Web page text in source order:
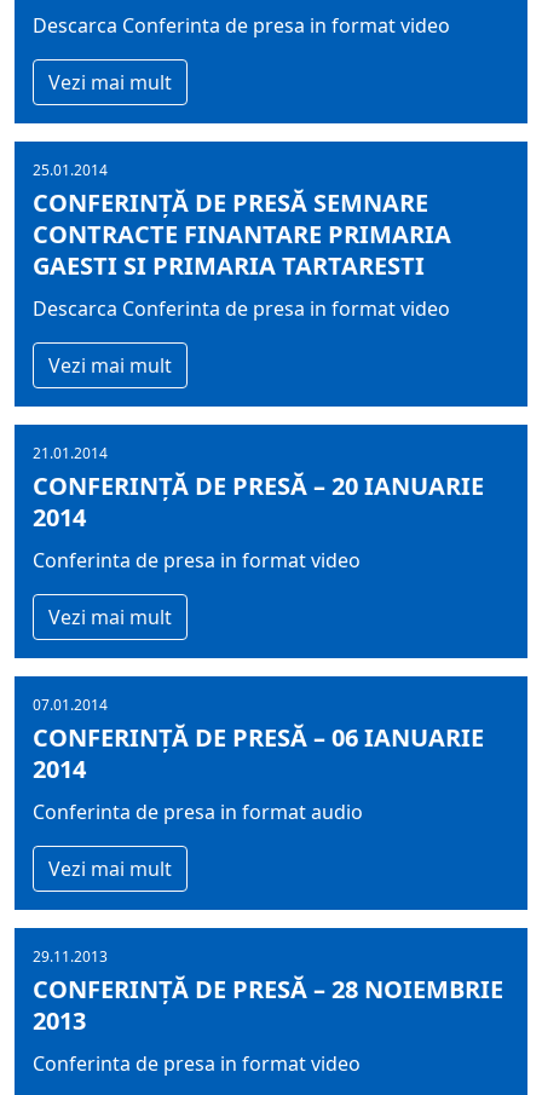
Descarca Conferinta de presa in format video
Vezi mai mult
25.01.2014
CONFERINȚĂ DE PRESĂ SEMNARE
CONTRACTE FINANTARE PRIMARIA
GAESTI SI PRIMARIA TARTARESTI
Descarca Conferinta de presa in format video
Vezi mai mult
21.01.2014
CONFERINȚĂ DE PRESĂ – 20 IANUARIE
2014
Conferinta de presa in format video
Vezi mai mult
07.01.2014
CONFERINȚĂ DE PRESĂ – 06 IANUARIE
2014
Conferinta de presa in format audio
Vezi mai mult
29.11.2013
CONFERINȚĂ DE PRESĂ – 28 NOIEMBRIE
2013
Conferinta de presa in format video